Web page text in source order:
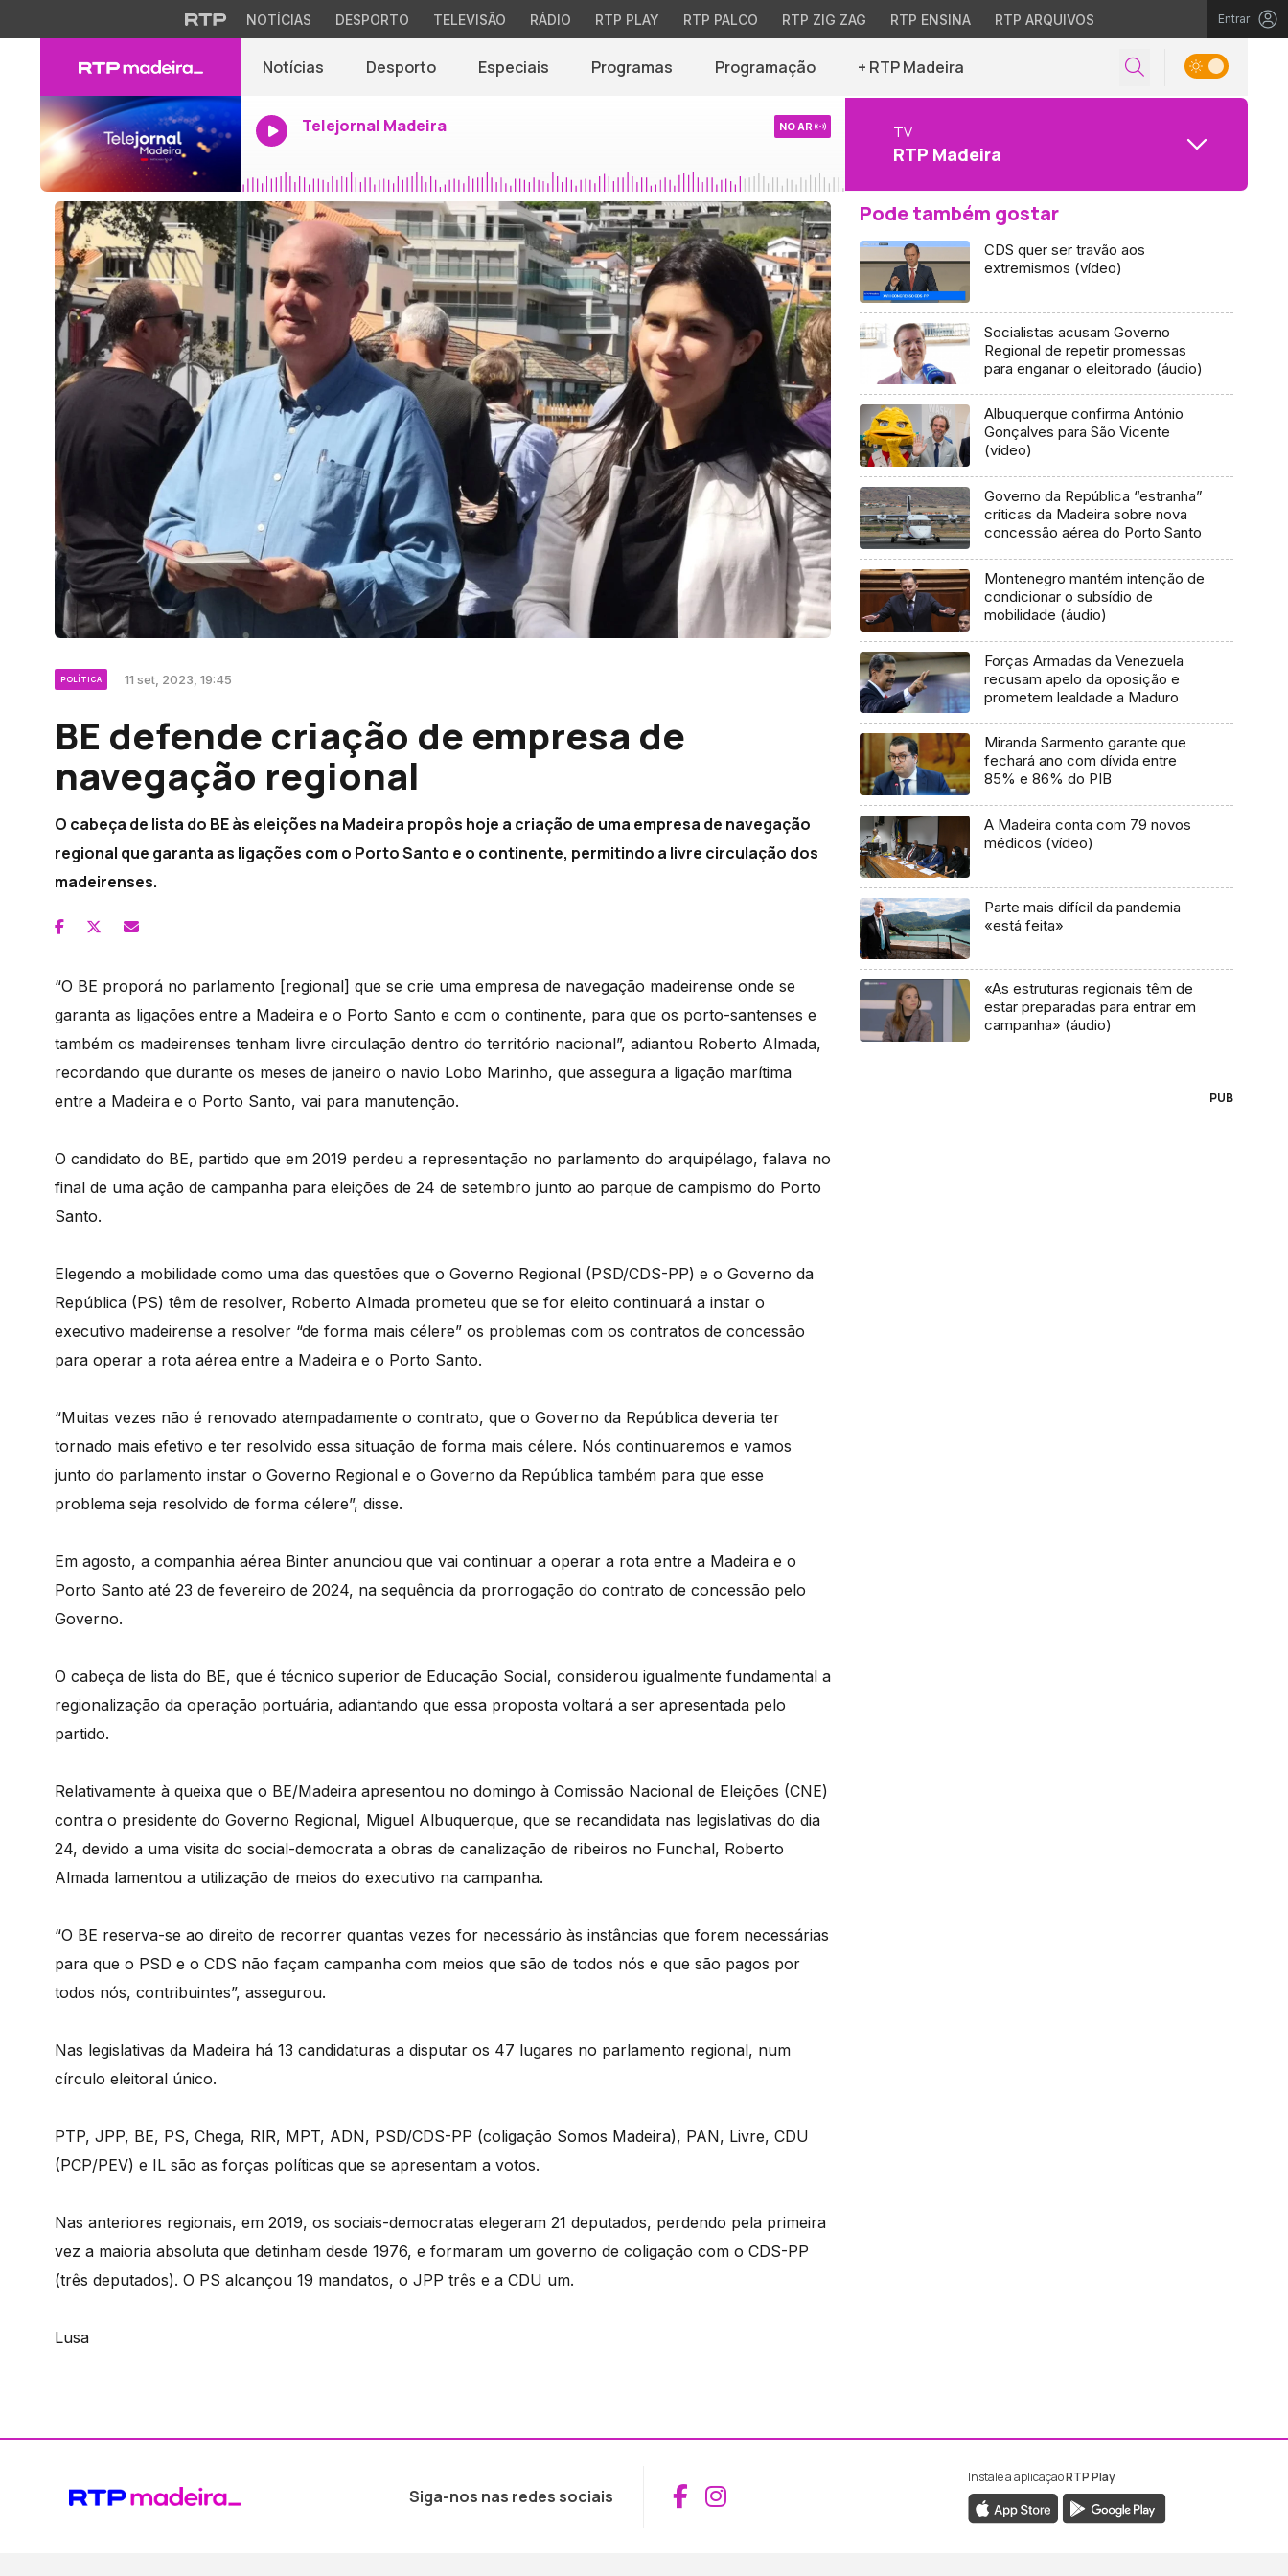
NOTÍCIAS DESPORTO TELEVISÃO RÁDIO RTP PLAY RTP PALCO RTP ZIG ZAG RTP ENSINA RTP ARQUIVOS Entrar
Notícias Desporto Especiais Programas Programação + RTP Madeira
Telejornal Madeira NO AR TV
RTP Madeira
POLÍTICA 11 set, 2023, 19:45
BE defende criação de empresa de
navegação regional
O cabeça de lista do BE às eleições na Madeira propôs hoje a criação de uma empresa de navegação
regional que garanta as ligações com o Porto Santo e o continente, permitindo a livre circulação dos
madeirenses.
“O BE proporá no parlamento [regional] que se crie uma empresa de navegação madeirense onde se
garanta as ligações entre a Madeira e o Porto Santo e com o continente, para que os porto-santenses e
também os madeirenses tenham livre circulação dentro do território nacional”, adiantou Roberto Almada,
recordando que durante os meses de janeiro o navio Lobo Marinho, que assegura a ligação marítima
entre a Madeira e o Porto Santo, vai para manutenção.
O candidato do BE, partido que em 2019 perdeu a representação no parlamento do arquipélago, falava no
final de uma ação de campanha para eleições de 24 de setembro junto ao parque de campismo do Porto
Santo.
Elegendo a mobilidade como uma das questões que o Governo Regional (PSD/CDS-PP) e o Governo da
República (PS) têm de resolver, Roberto Almada prometeu que se for eleito continuará a instar o
executivo madeirense a resolver “de forma mais célere” os problemas com os contratos de concessão
para operar a rota aérea entre a Madeira e o Porto Santo.
“Muitas vezes não é renovado atempadamente o contrato, que o Governo da República deveria ter
tornado mais efetivo e ter resolvido essa situação de forma mais célere. Nós continuaremos e vamos
junto do parlamento instar o Governo Regional e o Governo da República também para que esse
problema seja resolvido de forma célere”, disse.
Em agosto, a companhia aérea Binter anunciou que vai continuar a operar a rota entre a Madeira e o
Porto Santo até 23 de fevereiro de 2024, na sequência da prorrogação do contrato de concessão pelo
Governo.
O cabeça de lista do BE, que é técnico superior de Educação Social, considerou igualmente fundamental a
regionalização da operação portuária, adiantando que essa proposta voltará a ser apresentada pelo
partido.
Relativamente à queixa que o BE/Madeira apresentou no domingo à Comissão Nacional de Eleições (CNE)
contra o presidente do Governo Regional, Miguel Albuquerque, que se recandidata nas legislativas do dia
24, devido a uma visita do social-democrata a obras de canalização de ribeiros no Funchal, Roberto
Almada lamentou a utilização de meios do executivo na campanha.
“O BE reserva-se ao direito de recorrer quantas vezes for necessário às instâncias que forem necessárias
para que o PSD e o CDS não façam campanha com meios que são de todos nós e que são pagos por
todos nós, contribuintes”, assegurou.
Nas legislativas da Madeira há 13 candidaturas a disputar os 47 lugares no parlamento regional, num
círculo eleitoral único.
PTP, JPP, BE, PS, Chega, RIR, MPT, ADN, PSD/CDS-PP (coligação Somos Madeira), PAN, Livre, CDU
(PCP/PEV) e IL são as forças políticas que se apresentam a votos.
Nas anteriores regionais, em 2019, os sociais-democratas elegeram 21 deputados, perdendo pela primeira
vez a maioria absoluta que detinham desde 1976, e formaram um governo de coligação com o CDS-PP
(três deputados). O PS alcançou 19 mandatos, o JPP três e a CDU um.
Lusa
Pode também gostar
CDS quer ser travão aos
extremismos (vídeo)
Socialistas acusam Governo
Regional de repetir promessas
para enganar o eleitorado (áudio)
Albuquerque confirma António
Gonçalves para São Vicente
(vídeo)
Governo da República “estranha”
críticas da Madeira sobre nova
concessão aérea do Porto Santo
Montenegro mantém intenção de
condicionar o subsídio de
mobilidade (áudio)
Forças Armadas da Venezuela
recusam apelo da oposição e
prometem lealdade a Maduro
Miranda Sarmento garante que
fechará ano com dívida entre
85% e 86% do PIB
A Madeira conta com 79 novos
médicos (vídeo)
Parte mais difícil da pandemia
«está feita»
«As estruturas regionais têm de
estar preparadas para entrar em
campanha» (áudio)
PUB
Siga-nos nas redes sociais Aceder ao Facebook da RTP Madeira
Aceder ao Instagram da RTP Madeira
Instale a aplicaçãoRTP Play